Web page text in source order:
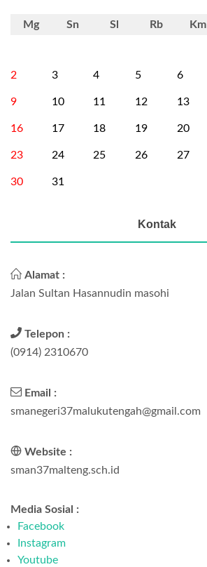
Mg Sn Sl Rb Km
2 3 4 5 6
9 10 11 12 13
16 17 18 19 20
23 24 25 26 27
30 31
Kontak
Alamat :
Jalan Sultan Hasannudin masohi
Telepon :
(0914) 2310670
Email :
smanegeri37malukutengah@gmail.com
Website :
sman37malteng.sch.id
Media Sosial :
Facebook
Instagram
Youtube